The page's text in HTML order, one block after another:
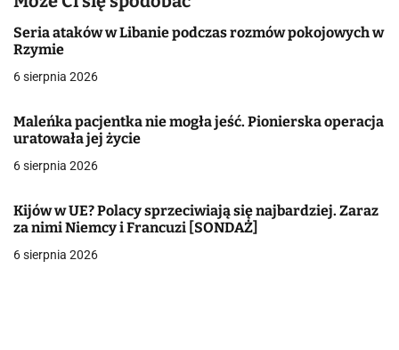
c
j
w
p
i
s
Seria ataków w Libanie podczas rozmów pokojowych w
Rzymie
6 sierpnia 2026
Maleńka pacjentka nie mogła jeść. Pionierska operacja
uratowała jej życie
6 sierpnia 2026
Kijów w UE? Polacy sprzeciwiają się najbardziej. Zaraz
za nimi Niemcy i Francuzi [SONDAŻ]
6 sierpnia 2026